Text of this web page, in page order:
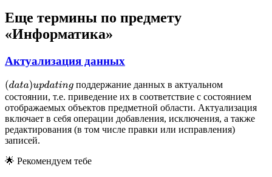
Еще термины по предмету
«Информатика»
Актуализация данных
(data)updating
поддержание данных в актуальном
состоянии, т.е. приведение их в соответствие с состоянием
отображаемых объектов предметной области. Актуализация
включает в себя операции добавления, исключения, а также
редактирования (в том числе правки или исправления)
записей.
🌟 Рекомендуем тебе